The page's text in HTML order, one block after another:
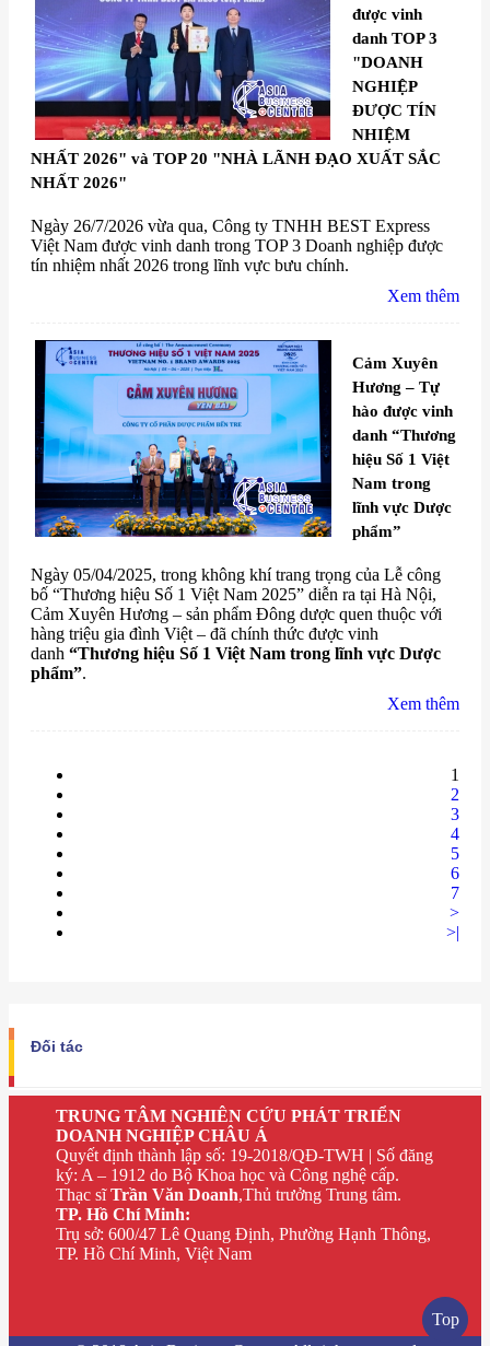
được vinh
danh TOP 3
"DOANH
NGHIỆP
ĐƯỢC TÍN
NHIỆM
NHẤT 2026" và TOP 20 "NHÀ LÃNH ĐẠO XUẤT SẮC
NHẤT 2026"
Ngày 26/7/2026 vừa qua, Công ty TNHH BEST Express
Việt Nam được vinh danh trong TOP 3 Doanh nghiệp được
tín nhiệm nhất 2026 trong lĩnh vực bưu chính.
Xem thêm
Cảm Xuyên
Hương – Tự
hào được vinh
danh “Thương
hiệu Số 1 Việt
Nam trong
lĩnh vực Dược
phẩm”
Ngày 05/04/2025, trong không khí trang trọng của Lễ công
bố “Thương hiệu Số 1 Việt Nam 2025” diễn ra tại Hà Nội,
Cảm Xuyên Hương – sản phẩm Đông dược quen thuộc với
hàng triệu gia đình Việt – đã chính thức được vinh
danh “Thương hiệu Số 1 Việt Nam trong lĩnh vực Dược
phẩm”.
Xem thêm
1
2
3
4
5
6
7
>
>|
Đối tác
TRUNG TÂM NGHIÊN CỨU PHÁT TRIỂN
DOANH NGHIỆP CHÂU Á
Quyết định thành lập số: 19-2018/QĐ-TWH | Số đăng
ký: A – 1912 do Bộ Khoa học và Công nghệ cấp.
Thạc sĩTrần Văn Doanh,Thủ trưởng Trung tâm.
TP. Hồ Chí Minh:
Trụ sở: 600/47 Lê Quang Định, Phường Hạnh Thông,
TP. Hồ Chí Minh, Việt Nam
Top